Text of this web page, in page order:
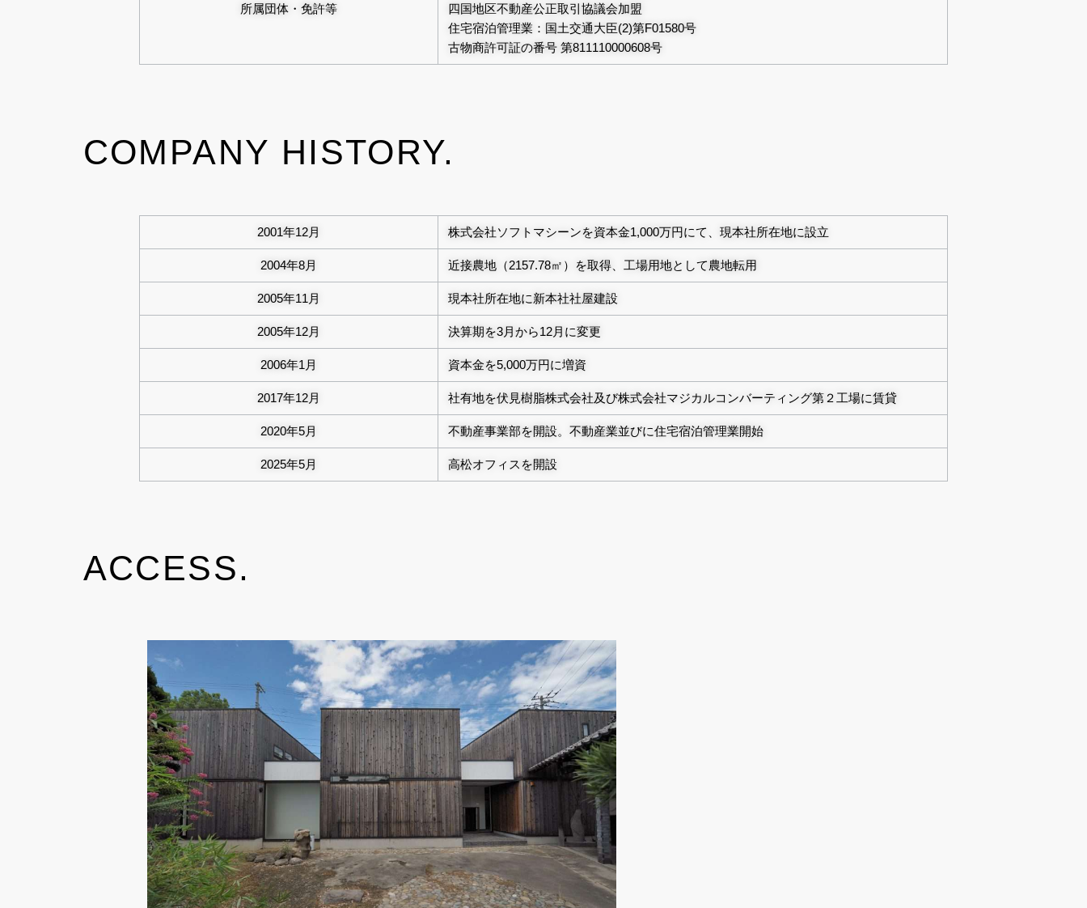
所属団体・免許等
四国地区不動産公正取引協議会加盟
住宅宿泊管理業：国土交通大臣(2)第F01580号
古物商許可証の番号 第811110000608号
COMPANY HISTORY.
2001年12月 株式会社ソフトマシーンを資本金1,000万円にて、現本社所在地に設立
2004年8月 近接農地（2157.78㎡）を取得、工場用地として農地転用
2005年11月 現本社所在地に新本社社屋建設
2005年12月 決算期を3月から12月に変更
2006年1月 資本金を5,000万円に増資
2017年12月 社有地を伏見樹脂株式会社及び株式会社マジカルコンバーティング第２工場に賃貸
2020年5月 不動産事業部を開設。不動産業並びに住宅宿泊管理業開始
2025年5月 高松オフィスを開設
ACCESS.